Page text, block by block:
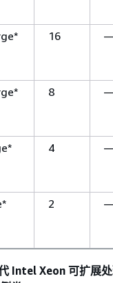
16
8
4
2
Intel Xeon 可扩展